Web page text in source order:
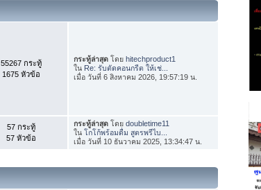
55267 กระทู้
1675 หัวข้อ
กระทู้ล่าสุด โดยhitechproduct1
ใน Re: รับตัดคอนกรีต ให้เช่...
เมื่อ วันที่ 6 สิงหาคม 2026, 19:57:19 น.
57 กระทู้
57 หัวข้อ
กระทู้ล่าสุด โดยdoubletime11
ในโกโก้พร้อมดื่ม สูตรพรีไบ...
เมื่อ วันที่ 10 ธันวาคม 2025, 13:34:47 น.